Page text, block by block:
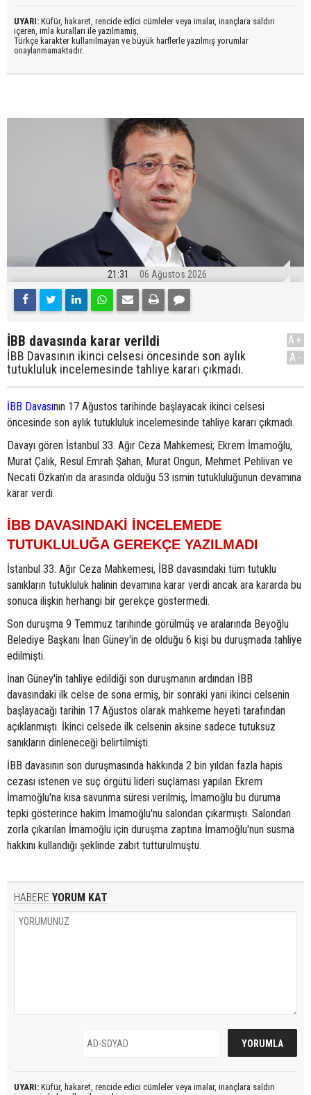
UYARI: Küfür, hakaret, rencide edici cümleler veya imalar, inançlara saldırı
içeren, imla kuralları ile yazılmamış,
Türkçe karakter kullanılmayan ve büyük harflerle yazılmış yorumlar
onaylanmamaktadır.
21:31 06 Ağustos 2026
İBB davasında karar verildi
İBB Davasının ikinci celsesi öncesinde son aylık
tutukluluk incelemesinde tahliye kararı çıkmadı.
A+
A-
İBB Davasının 17 Ağustos tarihinde başlayacak ikinci celsesi
öncesinde son aylık tutukluluk incelemesinde tahliye kararı çıkmadı.
Davayı gören İstanbul 33. Ağır Ceza Mahkemesi; Ekrem İmamoğlu,
Murat Çalık, Resul Emrah Şahan, Murat Ongun, Mehmet Pehlivan ve
Necati Özkan’ın da arasında olduğu 53 ismin tutukluluğunun devamına
karar verdi.
İBB DAVASINDAKİ İNCELEMEDE
TUTUKLULUĞA GEREKÇE YAZILMADI
İstanbul 33. Ağır Ceza Mahkemesi, İBB davasındaki tüm tutuklu
sanıkların tutukluluk halinin devamına karar verdi ancak ara kararda bu
sonuca ilişkin herhangi bir gerekçe göstermedi.
Son duruşma 9 Temmuz tarihinde görülmüş ve aralarında Beyoğlu
Belediye Başkanı İnan Güney'in de olduğu 6 kişi bu duruşmada tahliye
edilmişti.
İnan Güney'in tahliye edildiği son duruşmanın ardından İBB
davasındaki ilk celse de sona ermiş, bir sonraki yani ikinci celsenin
başlayacağı tarihin 17 Ağustos olarak mahkeme heyeti tarafından
açıklanmıştı. İkinci celsede ilk celsenin aksine sadece tutuksuz
sanıkların dinleneceği belirtilmişti.
İBB davasının son duruşmasında hakkında 2 bin yıldan fazla hapis
cezası istenen ve suç örgütü lideri suçlaması yapılan Ekrem
İmamoğlu'na kısa savunma süresi verilmiş, İmamoğlu bu duruma
tepki gösterince hakim İmamoğlu'nu salondan çıkarmıştı. Salondan
zorla çıkarılan İmamoğlu için duruşma zaptına İmamoğlu'nun susma
hakkını kullandığı şeklinde zabıt tutturulmuştu.
HABERE YORUM KAT
UYARI: Küfür, hakaret, rencide edici cümleler veya imalar, inançlara saldırı